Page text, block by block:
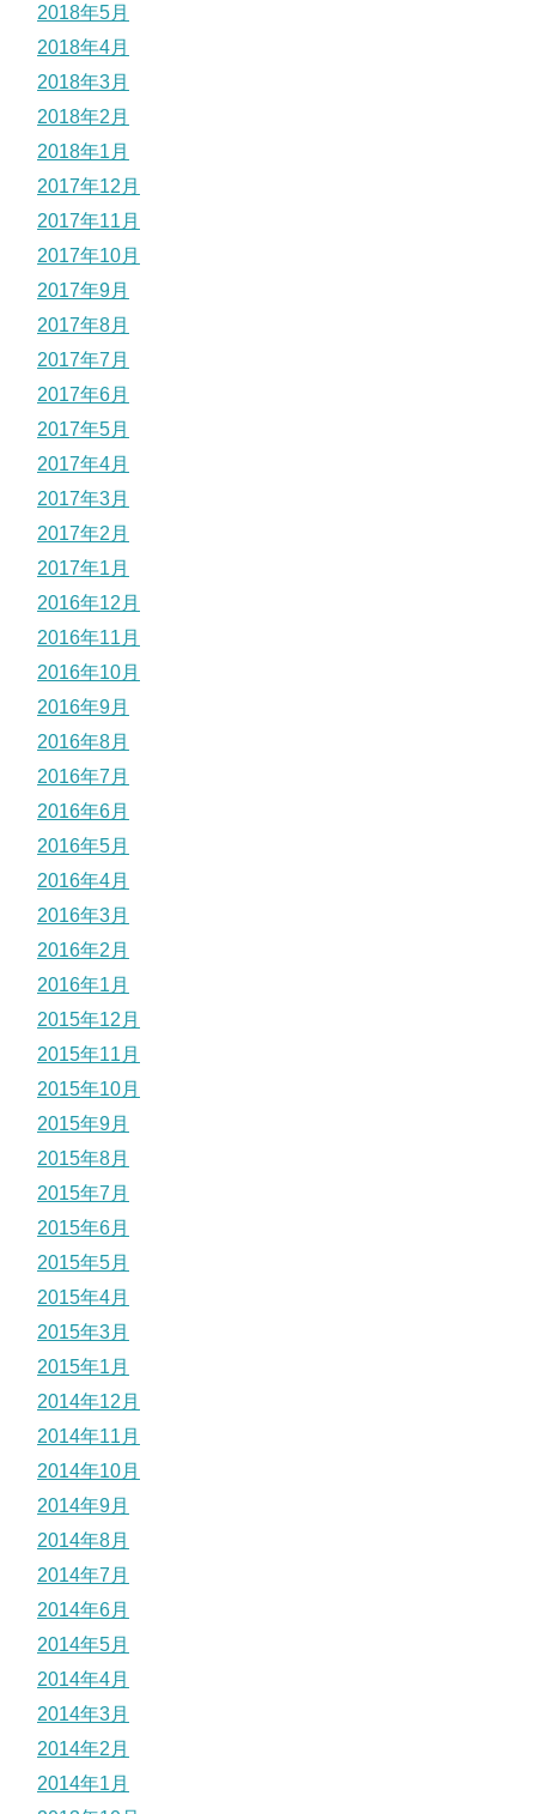
2018年5月
2018年4月
2018年3月
2018年2月
2018年1月
2017年12月
2017年11月
2017年10月
2017年9月
2017年8月
2017年7月
2017年6月
2017年5月
2017年4月
2017年3月
2017年2月
2017年1月
2016年12月
2016年11月
2016年10月
2016年9月
2016年8月
2016年7月
2016年6月
2016年5月
2016年4月
2016年3月
2016年2月
2016年1月
2015年12月
2015年11月
2015年10月
2015年9月
2015年8月
2015年7月
2015年6月
2015年5月
2015年4月
2015年3月
2015年1月
2014年12月
2014年11月
2014年10月
2014年9月
2014年8月
2014年7月
2014年6月
2014年5月
2014年4月
2014年3月
2014年2月
2014年1月